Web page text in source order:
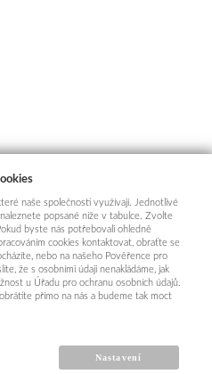
naše společnosti využívají. Jednotlivé
popsané níže v tabulce. Zvolte
byste nás potřebovali ohledně
cookies kontaktovat, obraťte se
nebo na našeho Pověřence pro
že s osobními údaji nenakládáme, jak
u Úřadu pro ochranu osobních údajů.
přímo na nás a budeme tak moct
Nastavení